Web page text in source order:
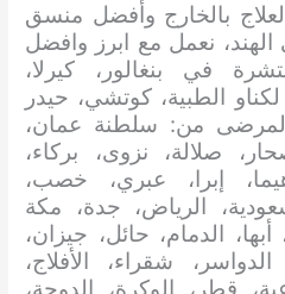
بالخارج وأفضل منسق
نعمل مع ابرز وافضل
في بنغالور، كيرلا،
الطبية، كوتشي، حيدر
المرضى من: سلطنة عمان،
صلالة، نزوى، بركاء،
إبرا، عبري، خصب،
الرياض، جدة، مكة
الدمام، حائل، جيزان،
شقراء، الأفلاج،